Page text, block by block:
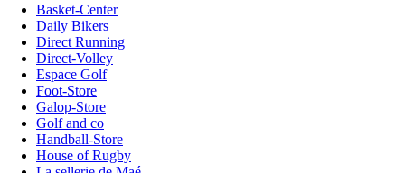
Basket-Center
Daily Bikers
Direct Running
Direct-Volley
Espace Golf
Foot-Store
Galop-Store
Golf and co
Handball-Store
House of Rugby